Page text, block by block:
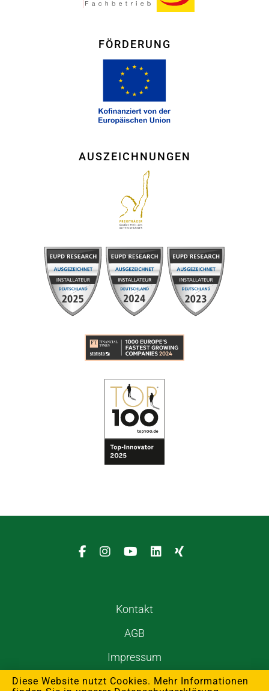
FÖRDERUNG
AUSZEICHNUNGEN
Kontakt
AGB
Impressum
Datenschutzerklärung
Diese Website nutzt Cookies. Mehr Informationen